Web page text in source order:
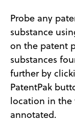
Probe any
substance
on the patent
substances
further by
PatentPak
location in the
annotated.